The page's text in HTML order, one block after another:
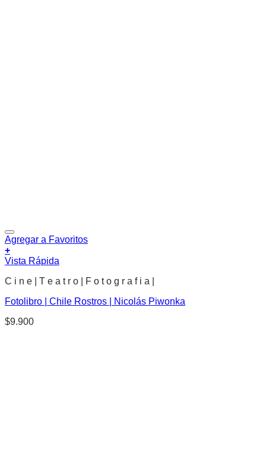
Agregar a Favoritos
+
Vista Rápida
C i n e | T e a t r o | F o t o g r a f i a |
Fotolibro | Chile Rostros | Nicolás Piwonka
$9.900